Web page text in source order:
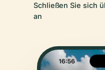
Schließen Sie sich
an